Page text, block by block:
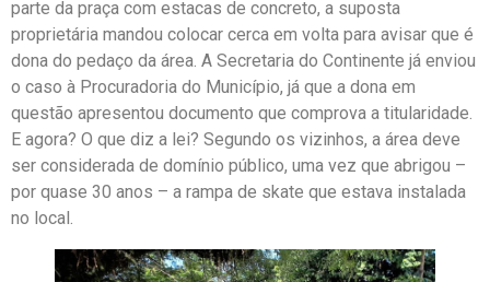
parte da praça com estacas de concreto, a suposta
proprietária mandou colocar cerca em volta para avisar que é
dona do pedaço da área. A Secretaria do Continente já enviou
o caso à Procuradoria do Município, já que a dona em
questão apresentou documento que comprova a titularidade.
E agora? O que diz a lei? Segundo os vizinhos, a área deve
ser considerada de domínio público, uma vez que abrigou –
por quase 30 anos – a rampa de skate que estava instalada
no local.